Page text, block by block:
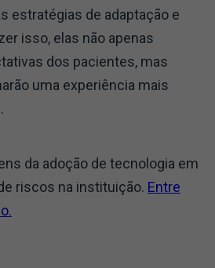
estratégias de adaptação e
isso, elas não apenas
dos pacientes, mas
uma experiência mais
da adoção de tecnologia em
riscos na instituição. Entre